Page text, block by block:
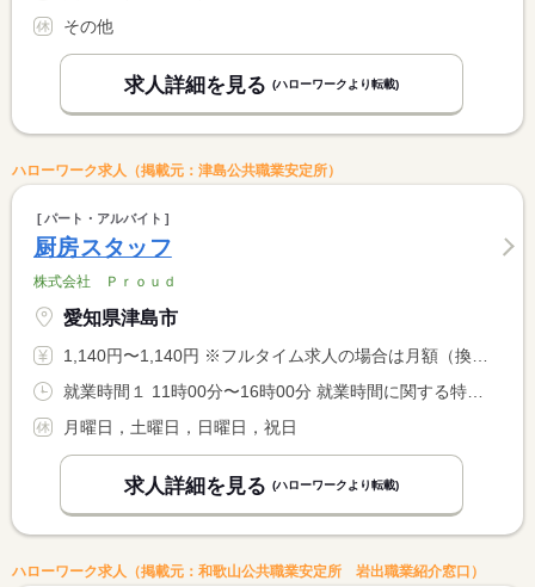
その他
求人詳細を見る (ハローワークより転載)
ハローワーク求人（掲載元：津島公共職業安定所）
パート・アルバイト
厨房スタッフ
株式会社 Ｐｒｏｕｄ
愛知県津島市
1,140円〜1,140円 ※フルタイム求人の場合は月額（換算額）、パート求人の場合は時間額を表示しています。
就業時間１ 11時00分〜16時00分 就業時間に関する特記事項 （１）火〜金の勤務です <BR> <BR> ※週２０時間以内の勤務となります
月曜日，土曜日，日曜日，祝日
求人詳細を見る (ハローワークより転載)
ハローワーク求人（掲載元：和歌山公共職業安定所 岩出職業紹介窓口）